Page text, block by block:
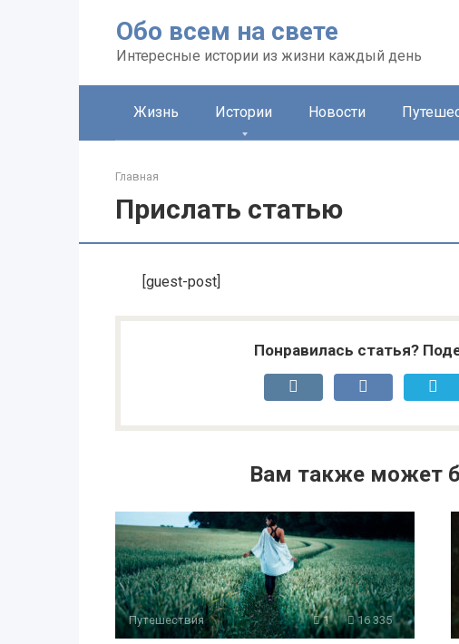
Обо всем на свете
Интересные истории из жизни каждый день
Жизнь Истории Новости
Главная
Прислать статью
[guest-post]
Понравилась статья?
Вам также может
Путешествия 1 16 335